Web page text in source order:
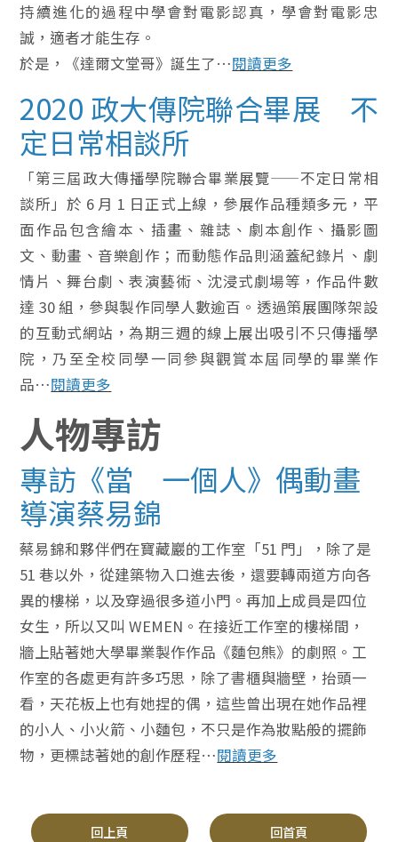
持續進化的過程中學會對電影認真，學會對電影忠
誠，適者才能生存。
於是，《達爾文堂哥》誕生了…閱讀更多
2020 政大傳院聯合畢展 不
定日常相談所
「第三屆政大傳播學院聯合畢業展覽——不定日常相
談所」於 6 月 1 日正式上線，參展作品種類多元，平
面作品包含繪本、插畫、雜誌、劇本創作、攝影圖
文、動畫、音樂創作；而動態作品則涵蓋紀錄片、劇
情片、舞台劇、表演藝術、沈浸式劇場等，作品件數
達 30 組，參與製作同學人數逾百。透過策展團隊架設
的互動式網站，為期三週的線上展出吸引不只傳播學
院，乃至全校同學一同參與觀賞本屆同學的畢業作
品…閱讀更多
人物專訪
專訪《當 一個人》偶動畫
導演蔡易錦
蔡易錦和夥伴們在寶藏巖的工作室「51 門」，除了是
51 巷以外，從建築物入口進去後，還要轉兩道方向各
異的樓梯，以及穿過很多道小門。再加上成員是四位
女生，所以又叫 WEMEN。在接近工作室的樓梯間，
牆上貼著她大學畢業製作作品《麵包熊》的劇照。工
作室的各處更有許多巧思，除了書櫃與牆壁，抬頭一
看，天花板上也有她捏的偶，這些曾出現在她作品裡
的小人、小火箭、小麵包，不只是作為妝點般的擺飾
物，更標誌著她的創作歷程…閱讀更多
回上頁 回首頁